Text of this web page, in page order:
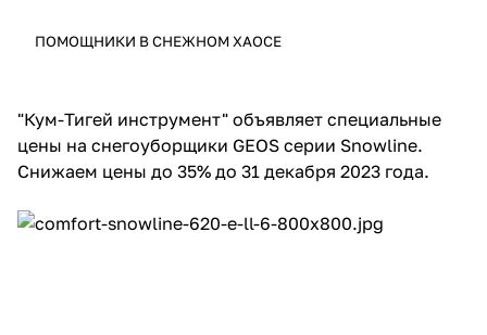
ПОМОЩНИКИ В СНЕЖНОМ ХАОСЕ
"Кум-Тигей инструмент" объявляет специальные
цены на снегоуборщики GEOS серии Snowline.
Снижаем цены до 35% до 31 декабря 2023 года.
в корзину
Оплачивайте сегодня только
25% картой любого банка
выбранный способом